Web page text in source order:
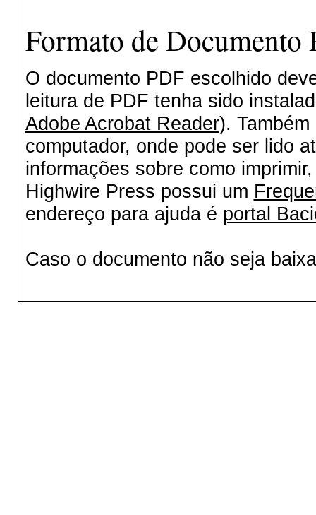
Formato de
O documento PDF escolhido
leitura de PDF tenha sido
Adobe Acrobat Reader).
computador, onde pode ser lido
informações sobre como
Highwire Press possui um
endereço para ajuda é portal
Caso o documento não seja